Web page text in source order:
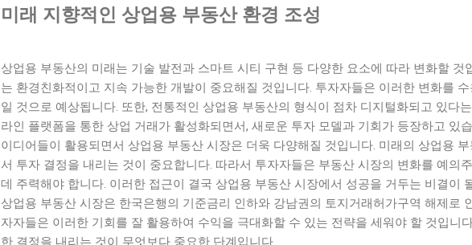
미래 지향적인 상업용 부동산 환경 조성
상업용 부동산의 미래는 기술 발전과 스마트 시티 구현 등 다양한 요소에 따라 변화할 것
는 환경친화적이고 지속 가능한 개발이 중요해질 것입니다. 투자자들은 이러한 변화를
일 것으로 예상됩니다. 또한, 전통적인 상업용 부동산의 형식이 점차 디지털화되고 있다
라인 플랫폼을 통한 상업 거래가 활성화되면서, 새로운 투자 모델과 기회가 등장하고 있
이디어들이 활용되면서 상업용 부동산 시장은 더욱 다양해질 것입니다. 미래의 상업용
서 투자 결정을 내리는 것이 중요합니다. 따라서 투자자들은 부동산 시장의 변화를 예의
데 주력해야 합니다. 이러한 접근이 결국 상업용 부동산 시장에서 성공을 거두는 비결이
상업용 부동산 시장은 한국은행의 기준금리 인하와 강남권의 토지거래허가구역 해제로
자자들은 이러한 기회를 잘 활용하여 수익을 극대화할 수 있는 전략을 세워야 할 것입니
한 결정을 내리는 것이 무엇보다 중요한 단계입니다.